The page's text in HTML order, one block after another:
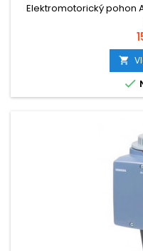
Elektromotorický pohon

